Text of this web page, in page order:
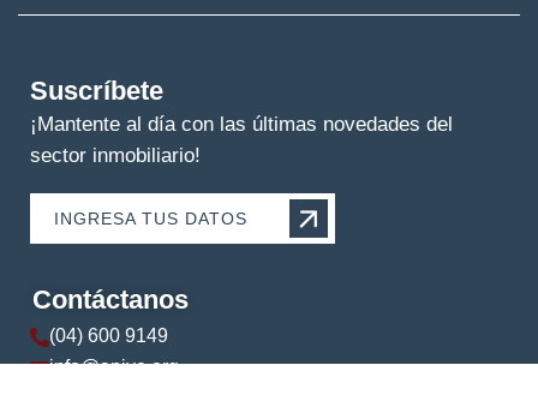
Suscríbete
¡Mantente al día con las últimas novedades del
sector inmobiliario!
INGRESA TUS DATOS
Contáctanos
(04) 600 9149
info@apive.org